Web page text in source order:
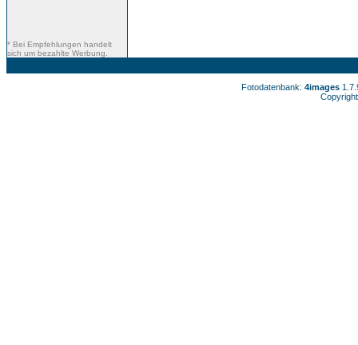
* Bei Empfehlungen handelt
sich um bezahlte Werbung.
Fotodatenbank: 4images